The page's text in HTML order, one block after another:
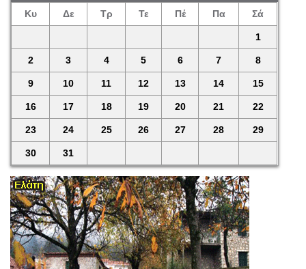
Κυ Δε Τρ Τε Πέ Πα Σά
1
2 3 4 5 6 7 8
9 10 11 12 13 14 15
16 17 18 19 20 21 22
23 24 25 26 27 28 29
30 31